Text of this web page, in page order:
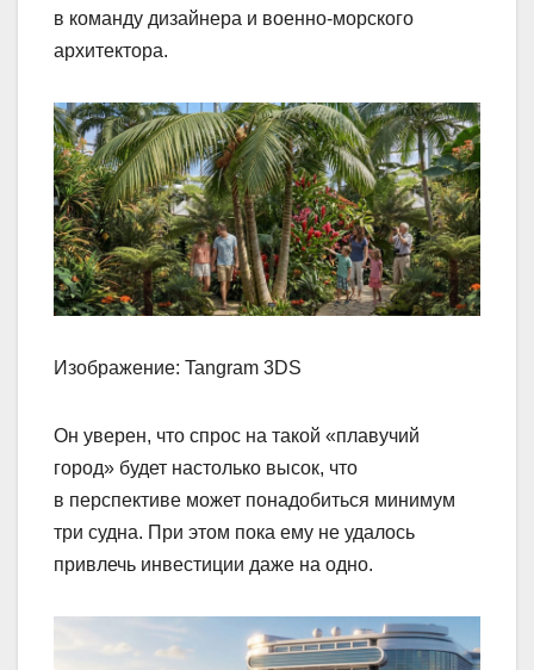
в команду дизайнера и военно-морского
архитектора.
Изображение: Tangram 3DS
Он уверен, что спрос на такой «плавучий
город» будет настолько высок, что
в перспективе может понадобиться минимум
три судна. При этом пока ему не удалось
привлечь инвестиции даже на одно.